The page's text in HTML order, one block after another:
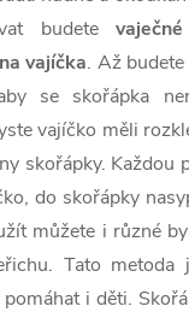
budete
vajíčka. Až
se skořápka
vajíčko měli
skořápky. Každou
do skořápky
můžete i různé
Tato metoda
i děti.